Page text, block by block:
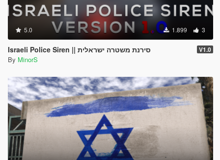
5.0 1.899 3
Israeli Police Siren || סירנת משטרה ישראלית V1.0
By MinorS